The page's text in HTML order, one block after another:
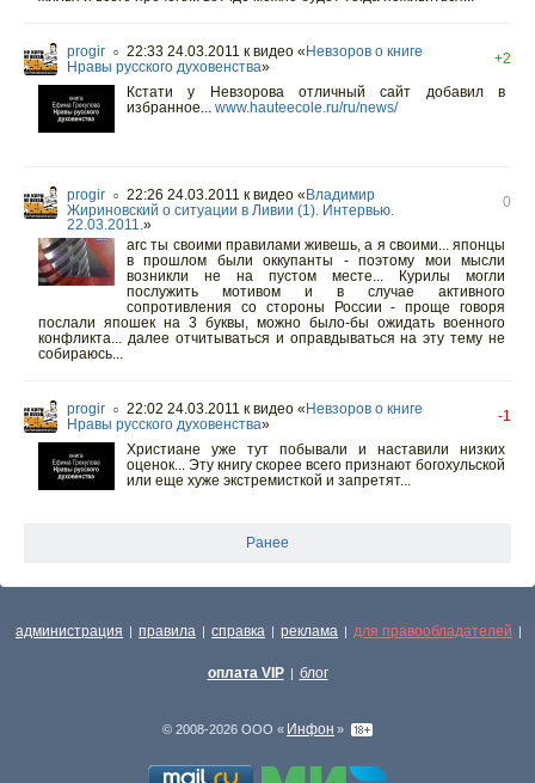
progir ○ 22:33 24.03.2011 к видео « Невзоров о книге
Нравы русского духовенства»
+2
Кстати у Невзорова отличный сайт добавил в
избранное... www.hauteecole.ru/ru/news/
progir ○ 22:26 24.03.2011 к видео « Владимир
Жириновский о ситуации в Ливии (1). Интервью.
22.03.2011.»
0
arc ты своими правилами живешь, а я своими... японцы
в прошлом были оккупанты - поэтому мои мысли
возникли не на пустом месте... Курилы могли
послужить мотивом и в случае активного
сопротивления со стороны России - проще говоря
послали япошек на 3 буквы, можно было-бы ожидать военного
конфликта... далее отчитываться и оправдываться на эту тему не
собираюсь...
progir ○ 22:02 24.03.2011 к видео « Невзоров о книге
Нравы русского духовенства»
-1
Христиане уже тут побывали и наставили низких
оценок... Эту книгу скорее всего признают богохульской
или еще хуже экстремисткой и запретят...
Ранее
администрация | правила | справка | реклама | для правообладателей |
оплата VIP | блог
© 2008-2026 ООО « Инфон »